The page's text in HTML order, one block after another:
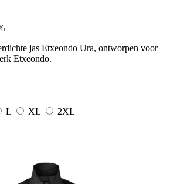
jas Etxeondo Ura, ontworpen voor
Etxeondo.
L XL
2XL